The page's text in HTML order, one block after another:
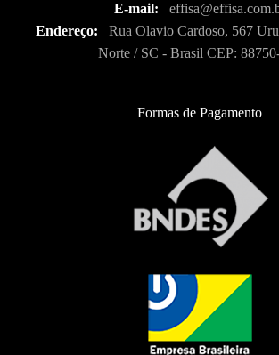
E-mail:
Endereço:
Rua Olavio Cardoso, 567
Norte / SC - Brasil CEP:
Formas de Pagamento